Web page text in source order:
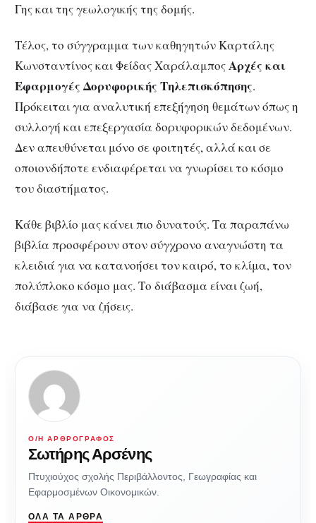
Γης και της γεωλογικής της δομής.
Τέλος, το σύγγραμμα των καθηγητών Καρτάλης
Κωνσταντίνος και Φείδας ΧαράλαμποςΑρχές και
Εφαρμογές Δορυφορικής Τηλεπισκόπησης.
Πρόκειται για αναλυτική επεξήγηση θεμάτων όπως η
συλλογή και επεξεργασία δορυφορικών δεδομένων.
Δεν απευθύνεται μόνο σε φοιτητές, αλλά και σε
οποιονδήποτε ενδιαφέρεται να γνωρίσει το κόσμο
του διαστήματος.
Κάθε βιβλίο μας κάνει πιο δυνατούς. Τα παραπάνω
βιβλία προσφέρουν στον σύγχρονο αναγνώστη τα
κλειδιά για να κατανοήσει τον καιρό, το κλίμα, τον
πολύπλοκο κόσμο μας. Το διάβασμα είναι ζωή,
διάβασε για να ζήσεις.
Ο/Η ΑΡΘΡΟΓΡΆΦΟΣ
Σωτήρης Αρσένης
Πτυχιούχος σχολής Περιβάλλοντος, Γεωγραφίας και
Εφαρμοσμένων Οικονομικών.
ΌΛΑ ΤΑ ΆΡΘΡΑ